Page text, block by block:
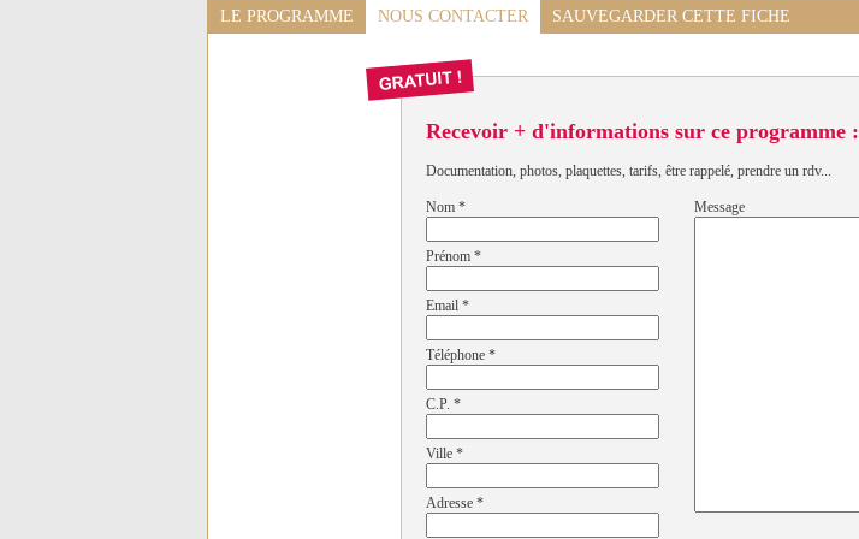
LE PROGRAMME NOUS CONTACTER SAUVEGARDER CETTE FICHE
Recevoir + d'informations sur ce programme :
Documentation, photos, plaquettes, tarifs, être rappelé, prendre un rdv...
Nom *
Prénom *
Email *
Téléphone *
C.P. *
Ville *
Adresse *
Message